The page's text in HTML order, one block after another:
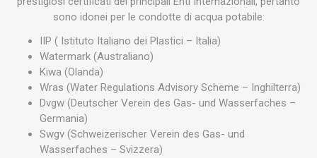
sono idonei per le condotte di acqua potabile:
IIP ( Istituto Italiano dei Plastici – Italia)
Watermark (Australiano)
Kiwa (Olanda)
Wras (Water Regulations Advisory Scheme – Inghilterra)
Dvgw (Deutscher Verein des Gas- und Wasserfaches –
Germania)
Swgv (Schweizerischer Verein des Gas- und
Wasserfaches – Svizzera)